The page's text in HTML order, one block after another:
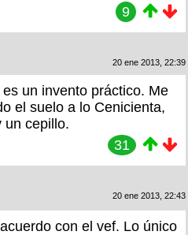
9
20 ene 2013, 22:39
un invento práctico. Me
el suelo a lo Cenicienta,
un cepillo.
31
20 ene 2013, 22:43
con el vef. Lo único